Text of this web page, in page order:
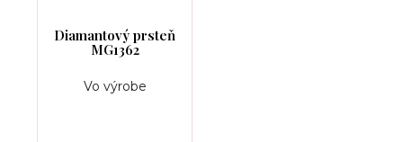
Diamantový prsteň
MG1362
Vo výrobe